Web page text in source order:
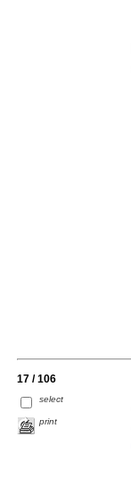
17 / 106
select
print